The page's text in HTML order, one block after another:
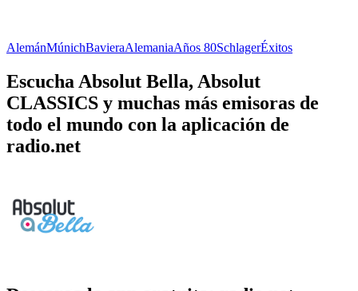
AlemánMúnichBavieraAlemaniaAños 80SchlagerÉxitos
Escucha Absolut Bella, Absolut
CLASSICS y muchas más emisoras de
todo el mundo con la aplicación de
radio.net